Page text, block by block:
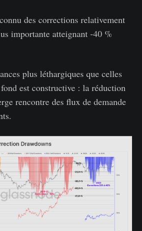
des corrections relativement
importante atteignant -40 %
plus léthargiques que celles
est constructive : la réduction
rencontre des flux de demande